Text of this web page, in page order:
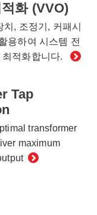
화 (VVO)
, 조정기, 커패시
용하여 시스템 전
적화합니다.
Tap
transformer
maximum